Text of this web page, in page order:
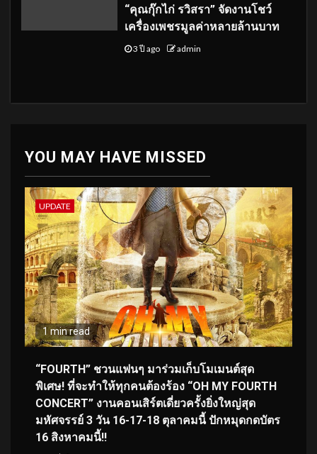
“คุณกุ๊กไก่ รวิสรา” จัดงานโชว์
เครื่องเพชรมูลค่าหลายล้านบาท
3 ปี ago admin
YOU MAY HAVE MISSED
UPDATE
1 min read
“FOURTH” ชวนแฟนๆ มาร่วมเก็บโมเมนต์สุด
พิเศษ! ที่จะทำให้ทุกคนต้องร้อง “OH MY FOURTH
CONCERT” งานคอนเสิร์ตเดี่ยวครั้งยิ่งใหญ่สุด
มหัศจรรย์ 3 วัน 16-17-18 ตุลาคมนี้ ปักหมุดกดบัตร
16 สิงหาคมนี้!!